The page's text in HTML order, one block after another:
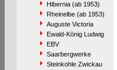
Hibernia (ab 1953)
Rheinelbe (ab 1953)
Auguste Victoria
Ewald-König Ludwig
EBV
Saarbergwerke
Steinkohle Zwickau